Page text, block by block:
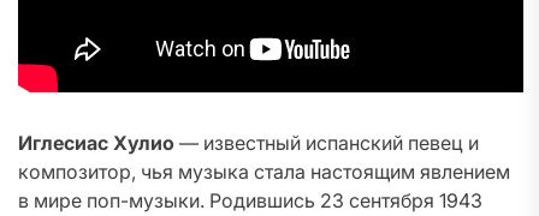
Иглесиас Хулио — известный испанский певец и
композитор, чья музыка стала настоящим явлением
в мире поп-музыки. Родившись 23 сентября 1943